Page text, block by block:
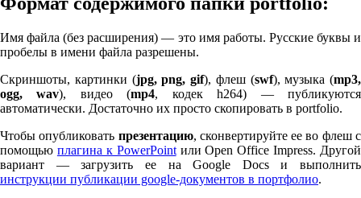
Имя файла (без расширения) — это имя работы. Русские буквы и
пробелы в имени файла разрешены.
Скриншоты, картинки (jpg, png, gif), флеш (swf), музыка (mp3,
ogg, wav), видео (mp4, кодек h264) — публикуются
автоматически. Достаточно их просто скопировать в port­fo­lio.
Чтобы опубликовать презентацию, сконвертируйте ее во флеш с
помощью плагина к Pow­er­Pointили Open Office Impress. Другой
вариант — загрузить ее на Google Docs и выполнить
инструкции публикации google-документов в портфолио.